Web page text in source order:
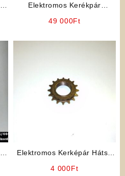
Elektromos Kerékpár
49 000Ft
Elektromos Kerképár Hátsó
4 000Ft